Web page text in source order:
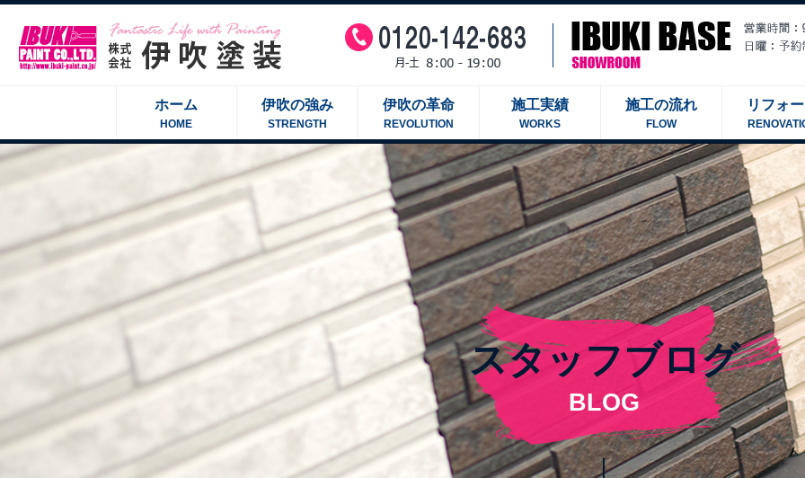
ホーム
HOME
伊吹の強み
STRENGTH
伊吹の革命
REVOLUTION
施工実績
WORKS
施工の流れ
FLOW
リフォ
スタッフブログ
BLOG